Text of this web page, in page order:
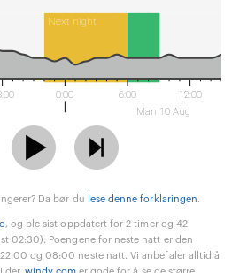
Next night
0:00 6:00
12:00
Man 10 Aug
Da bør du lese denne forklaringen.
, og ble sist oppdatert for 2 timer og 42
02:30). Poengene for neste natt er den
og 08:00 neste natt. Vi anbefaler alltid å